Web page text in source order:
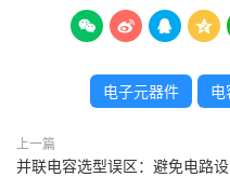
   
电子元器件 电
上一篇
并联电容选型误区：避免电路设